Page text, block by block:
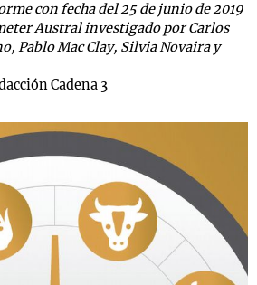
con fecha del 25 de junio de 2019
Austral investigado por Carlos
Pablo Mac Clay, Silvia Novaira y
Cadena 3